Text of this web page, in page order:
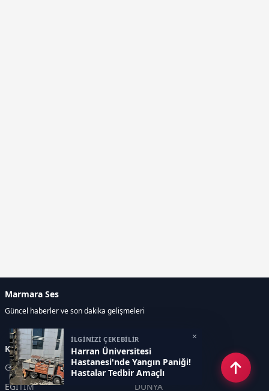
İLGİNİZİ ÇEKEBİLİR
Harran Üniversitesi
Hastanesi'nde Yangın Paniği!
Hastalar Tedbir Amaçlı
×
Marmara Ses
Güncel haberler ve son dakika gelişmeleri
Kategoriler
GÜNDEM
EKONOMİ
EĞİTİM
DÜNYA